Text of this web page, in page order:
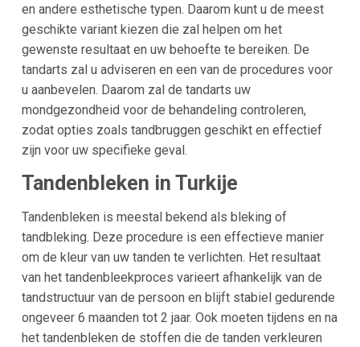
en andere esthetische typen. Daarom kunt u de meest
geschikte variant kiezen die zal helpen om het
gewenste resultaat en uw behoefte te bereiken. De
tandarts zal u adviseren en een van de procedures voor
u aanbevelen. Daarom zal de tandarts uw
mondgezondheid voor de behandeling controleren,
zodat opties zoals tandbruggen geschikt en effectief
zijn voor uw specifieke geval.
Tandenbleken in Turkije
Tandenbleken is meestal bekend als bleking of
tandbleking. Deze procedure is een effectieve manier
om de kleur van uw tanden te verlichten. Het resultaat
van het tandenbleekproces varieert afhankelijk van de
tandstructuur van de persoon en blijft stabiel gedurende
ongeveer 6 maanden tot 2 jaar. Ook moeten tijdens en na
het tandenbleken de stoffen die de tanden verkleuren